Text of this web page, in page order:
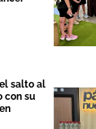
salto al
con su